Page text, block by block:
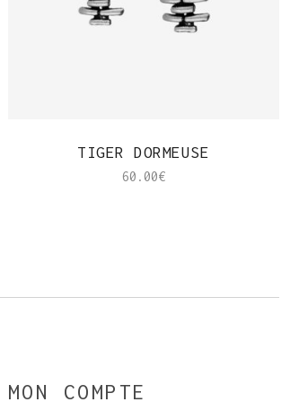
TIGER DORMEUSE
60.00€
MON COMPTE